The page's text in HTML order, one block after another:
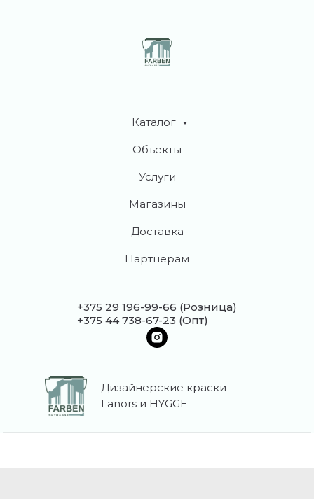
Каталог
Объекты
Услуги
Магазины
Доставка
Партнёрам
+375 29 196-99-66 (Розница)
+375 44 738-67-23 (Опт)
Дизайнерские краски
Lanors и HYGGE